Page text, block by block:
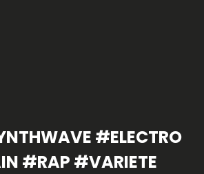
#ELECTRO
#RAP #VARIETE